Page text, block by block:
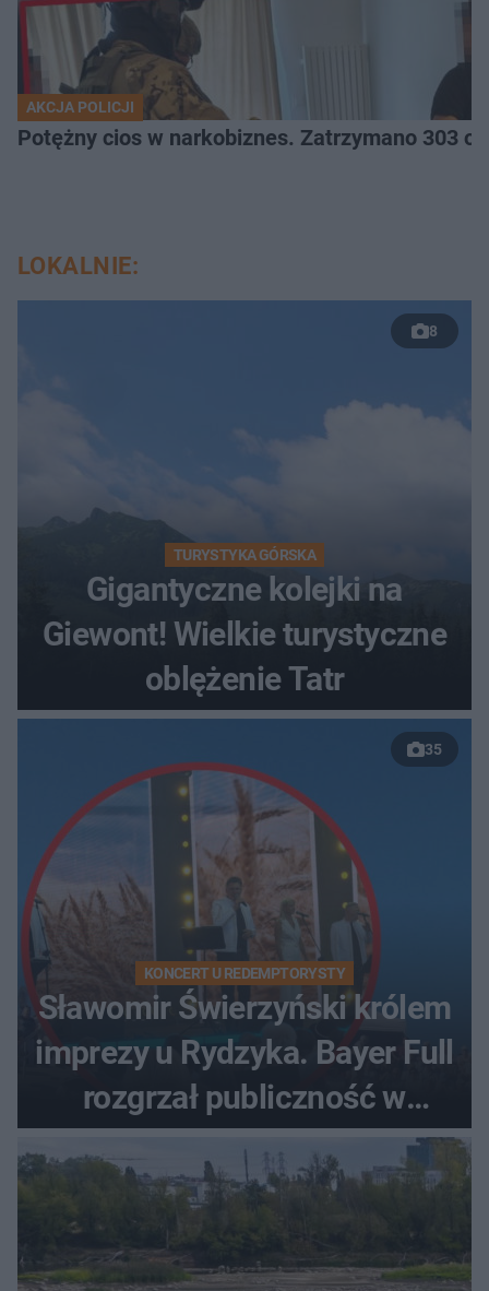
AKCJA POLICJI
Potężny cios
LOKALNIE:
8
TURYSTYKA GÓRSKA
Gigantyczne kolejki na
Giewont! Wielkie turystyczne
oblężenie Tatr
35
KONCERT U REDEMPTORYSTY
Sławomir Świerzyński królem
imprezy u Rydzyka. Bayer Full
rozgrzał publiczność w
Toruniu